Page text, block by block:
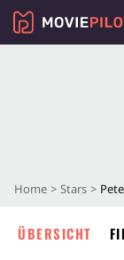
Home Stars
ÜBERSICHT